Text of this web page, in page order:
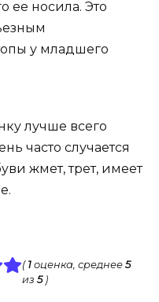
ее носила. Это
у младшего
лучше всего
часто случается
жмет, трет, имеет
( 1оценка, среднее 5
из 5)